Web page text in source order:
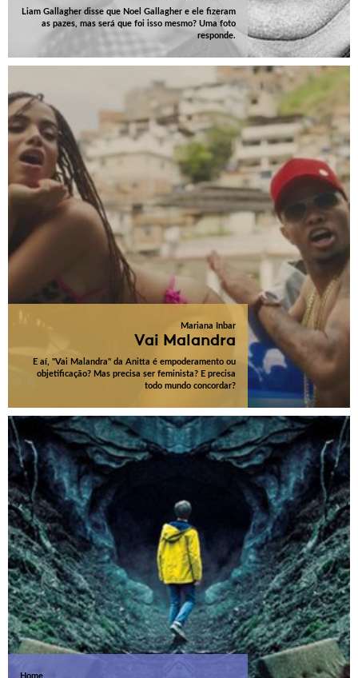
Liam Gallagher disse que Noel Gallagher e ele fizeram
as pazes, mas será que foi isso mesmo? Uma foto
responde.
Mariana Inbar
Vai Malandra
E aí, "Vai Malandra" da Anitta é empoderamento ou
objetificação? Mas precisa ser feminista? E precisa
todo mundo concordar?
Home